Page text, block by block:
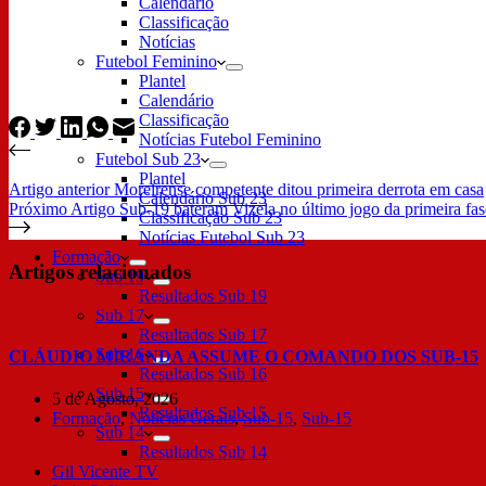
Classificação
Notícias
Futebol Feminino
Plantel
Calendário
Classificação
Notícias Futebol Feminino
Futebol Sub 23
Plantel
Calendário Sub 23
Classificação Sub 23
Notícias Futebol Sub 23
Formação
Sub 19
Resultados Sub 19
Sub 17
Resultados Sub 17
Sub 16
Resultados Sub 16
Sub 15
Resultados Sub 15
Sub 14
Resultados Sub 14
Gil Vicente TV
Artigo anteriorMoreirense competente ditou primeira derrota em casa
Próximo Artigo Sub-19 bateram Vizela no último jogo da primeira
Artigos relacionados
CLÁUDIO MIRANDA ASSUME O COMANDO DOS SUB-15
5 de Agosto, 2026
Formação,Notícias Gerais,Sub-15, Sub-15